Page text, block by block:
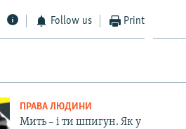
Follow us Print
ПРАВА ЛЮДИНИ
Мить – і ти шпигун. Як у